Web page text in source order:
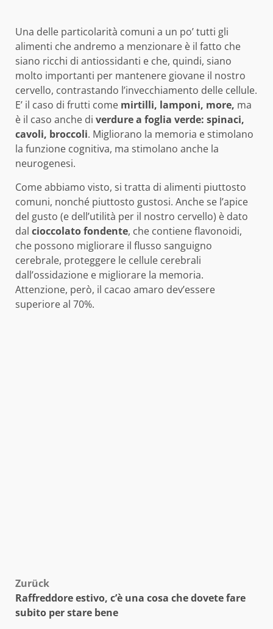
Una delle particolarità comuni a un po’ tutti gli
alimenti che andremo a menzionare è il fatto che
siano ricchi di antiossidanti e che, quindi, siano
molto importanti per mantenere giovane il nostro
cervello, contrastando l’invecchiamento delle cellule.
E’ il caso di frutti come mirtilli, lamponi, more, ma
è il caso anche di verdure a foglia verde: spinaci,
cavoli, broccoli. Migliorano la memoria e stimolano
la funzione cognitiva, ma stimolano anche la
neurogenesi.
Come abbiamo visto, si tratta di alimenti piuttosto
comuni, nonché piuttosto gustosi. Anche se l’apice
del gusto (e dell’utilità per il nostro cervello) è dato
dal cioccolato fondente, che contiene flavonoidi,
che possono migliorare il flusso sanguigno
cerebrale, proteggere le cellule cerebrali
dall’ossidazione e migliorare la memoria.
Attenzione, però, il cacao amaro dev’essere
superiore al 70%.
Beitragsnavigation
Zurück
Raffreddore estivo, c’è una cosa che dovete fare
subito per stare bene